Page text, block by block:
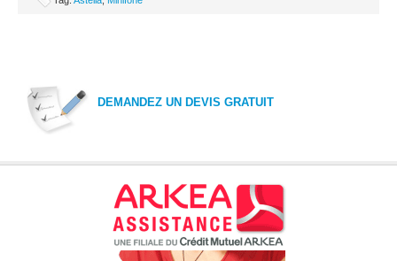
DEMANDEZ UN DEVIS GRATUIT